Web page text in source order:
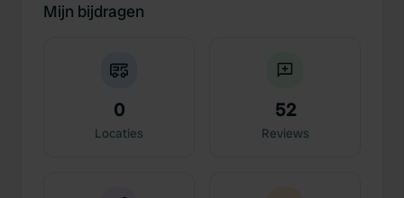
Mijn bijdragen
0
Locaties
52
Reviews